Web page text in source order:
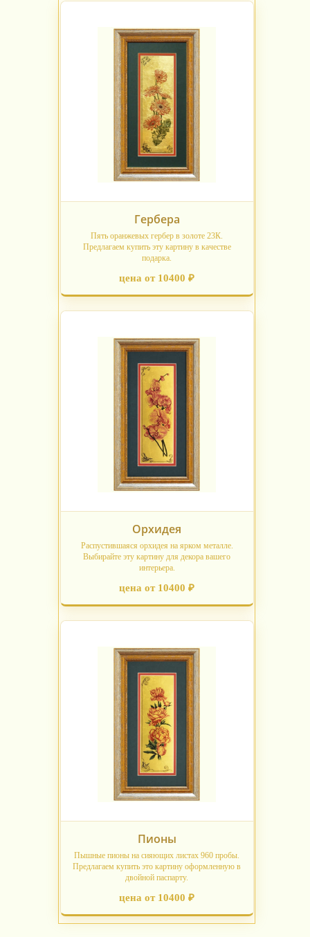
Гербера
Пять оранжевых гербер в золоте 23К.
Предлагаем купить эту картину в качестве
подарка.
цена от 10400 ₽
Орхидея
Распустившаяся орхидея на ярком металле.
Выбирайте эту картину для декора вашего
интерьера.
цена от 10400 ₽
Пионы
Пышные пионы на сияющих листах 960 пробы.
Предлагаем купить это картину оформленную в
двойной паспарту.
цена от 10400 ₽